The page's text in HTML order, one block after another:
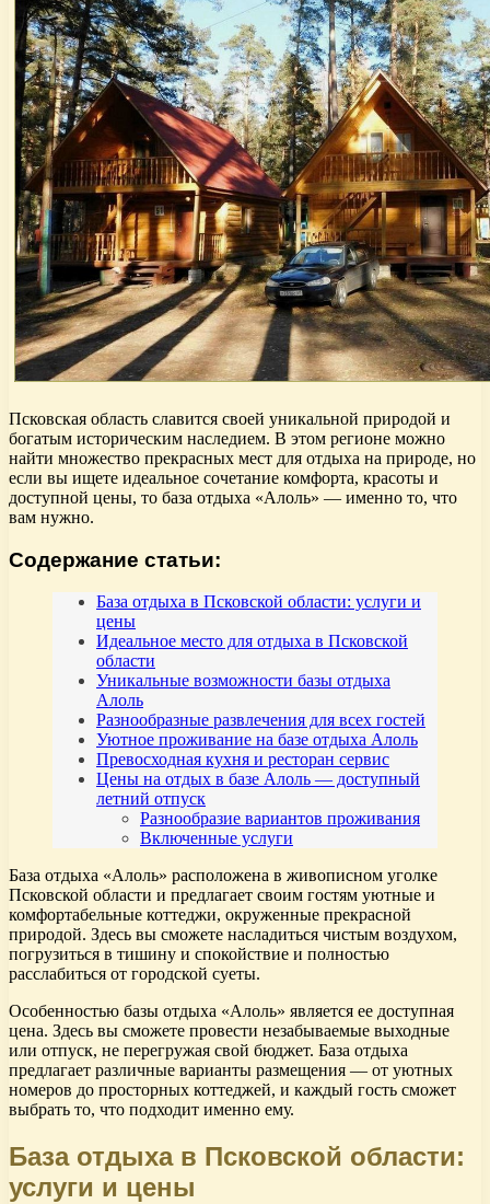
Псковская область славится своей уникальной природой и
богатым историческим наследием. В этом регионе можно
найти множество прекрасных мест для отдыха на природе, но
если вы ищете идеальное сочетание комфорта, красоты и
доступной цены, то база отдыха «Алоль» — именно то, что
вам нужно.
Содержание статьи:
База отдыха в Псковской области: услуги и
цены
Идеальное место для отдыха в Псковской
области
Уникальные возможности базы отдыха
Алоль
Разнообразные развлечения для всех гостей
Уютное проживание на базе отдыха Алоль
Превосходная кухня и ресторан сервис
Цены на отдых в базе Алоль — доступный
летний отпуск
Разнообразие вариантов проживания
Включенные услуги
База отдыха «Алоль» расположена в живописном уголке
Псковской области и предлагает своим гостям уютные и
комфортабельные коттеджи, окруженные прекрасной
природой. Здесь вы сможете насладиться чистым воздухом,
погрузиться в тишину и спокойствие и полностью
расслабиться от городской суеты.
Особенностью базы отдыха «Алоль» является ее доступная
цена. Здесь вы сможете провести незабываемые выходные
или отпуск, не перегружая свой бюджет. База отдыха
предлагает различные варианты размещения — от уютных
номеров до просторных коттеджей, и каждый гость сможет
выбрать то, что подходит именно ему.
База отдыха в Псковской области:
услуги и цены